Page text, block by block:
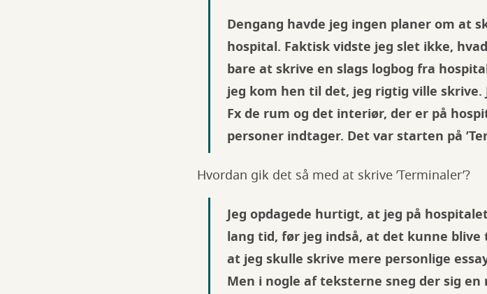
Dengang havde jeg ingen planer om at
hospital. Faktisk vidste jeg slet ikke,
bare at skrive en slags logbog fra
jeg kom hen til det, jeg rigtig ville skrive.
Fx de rum og det interiør, der er på
personer indtager. Det var starten på
Hvordan gik det så med at skrive ’Terminaler’?
Jeg opdagede hurtigt, at jeg på
lang tid, før jeg indså, at det kunne
at jeg skulle skrive mere personlige
Men i nogle af teksterne sneg der sig